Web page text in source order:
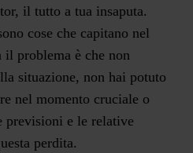
il tutto a tua insaputa.
cose che capitano nel
problema è che non
situazione, non hai potuto
nel momento cruciale o
previsioni e le relative
perdita.